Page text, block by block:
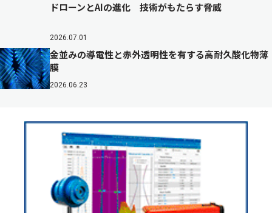
ドローンとAIの進化 技術がもたらす脅威
2026.07.01
金並みの導電性と赤外透明性を有する高耐久酸化物薄
膜
2026.06.23